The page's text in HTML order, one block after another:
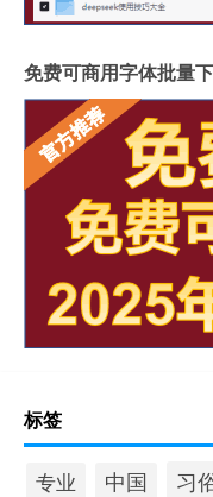
免费可商用字体批量
标签
专业 中国 习